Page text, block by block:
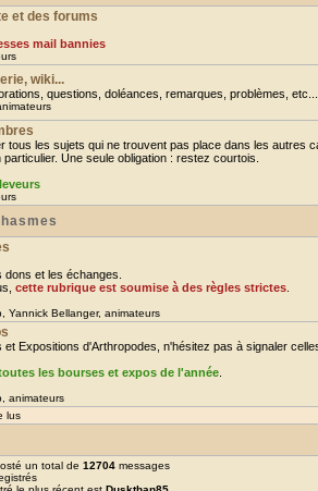
et des forums
mail bannies
wiki...
questions, doléances, remarques, problèmes,
tous les sujets qui ne trouvent pas place dans les autres
Une seule obligation : restez courtois.
dons et les échanges.
cette rubrique est soumise à des règles strictes
Yannick Bellanger, animateurs
et Expositions d'Arthropodes, n'hésitez pas à signaler
les bourses et expos de l'année
animateurs
lus
un total de 12704 messages